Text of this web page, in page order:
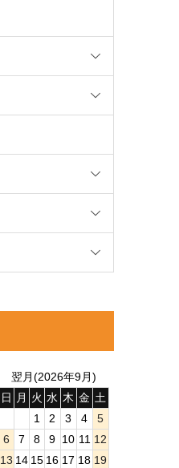
翌月(2026年9月)
日
月 火 水 木 金 土
1
2 3 4
5
6
7 8 9 10 11 12
13 14 15 16 17 18 19